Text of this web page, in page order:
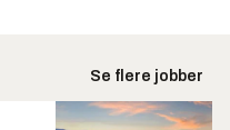
Se flere jobber